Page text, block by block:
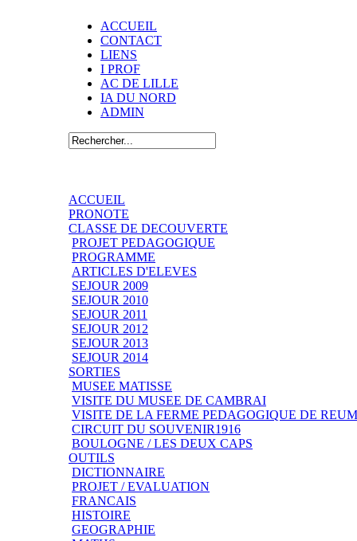
ACCUEIL
CONTACT
LIENS
I PROF
AC DE LILLE
IA DU NORD
ADMIN
ACCUEIL
PRONOTE
CLASSE DE DECOUVERTE
PROJET PEDAGOGIQUE
PROGRAMME
ARTICLES D'ELEVES
SEJOUR 2009
SEJOUR 2010
SEJOUR 2011
SEJOUR 2012
SEJOUR 2013
SEJOUR 2014
SORTIES
MUSEE MATISSE
VISITE DU MUSEE DE CAMBRAI
VISITE DE LA FERME PEDAGOGIQUE DE
CIRCUIT DU SOUVENIR1916
BOULOGNE / LES DEUX CAPS
OUTILS
DICTIONNAIRE
PROJET / EVALUATION
FRANCAIS
HISTOIRE
GEOGRAPHIE